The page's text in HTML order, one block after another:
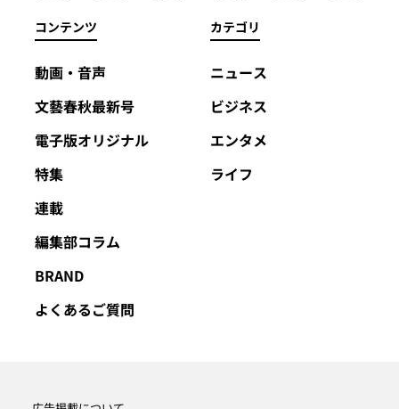
コンテンツ
動画・音声
文藝春秋最新号
電子版オリジナル
特集
連載
編集部コラム
BRAND
よくあるご質問
カテゴリ
ニュース
ビジネス
エンタメ
ライフ